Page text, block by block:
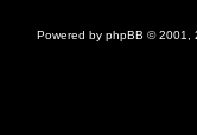
Powered by phpBB © 2001,